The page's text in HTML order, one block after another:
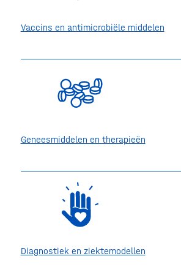
Vaccins en antimicrobiële middelen
Geneesmiddelen en therapieën
Diagnostiek en ziektemodellen